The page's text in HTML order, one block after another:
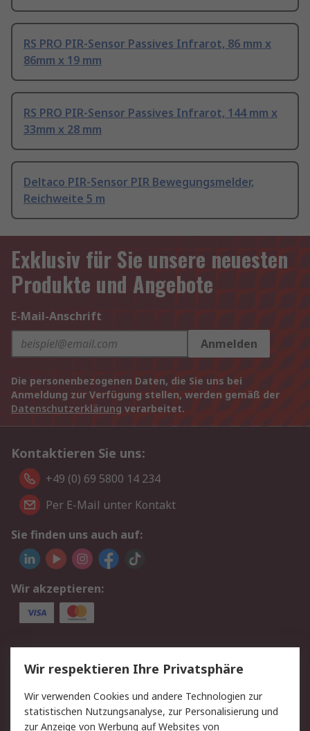
RS PRO PIR-Sensor Passives Infrarot, 86 mm x
86mm x 19 mm
RS PRO PIR-Sensor Passives Infrarot, 144 mm x
33mm x 28 mm
Deltaco PIR-Sensor PIR Bewegungsmelder,
Reichweite 5 m
Exklusiv für Sie unsere neuesten
Produkte und Angebote
E-Mail-Anschrift
Anmelden
Die personenbezogenen Daten, die Sie uns bei
Anmeldung zur Verfügung stellen, werden gemäß der
Datenschutzerklärung verarbeitet.
Kontaktieren Sie uns:
+49 (0) 69 5800 14 234
Per E-Mail unter Kontakt
Sie finden uns auch auf:
Wir akzeptieren:
Service
Value Added Services
Lieferlösungen
Rücksendungen
Kontakt
Hilfe
Privatkunden
Wir respektieren Ihre Privatsphäre
Wir verwenden Cookies und andere Technologien zur
statistischen Nutzungsanalyse, zur Personalisierung und
zur Anzeige von Werbung auf Websites von